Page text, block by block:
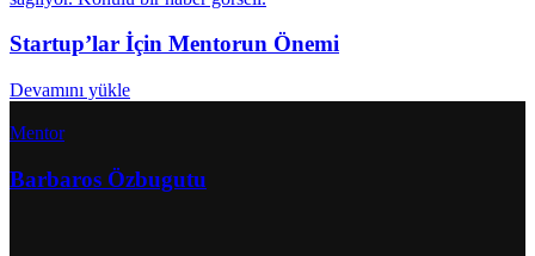
Startup’lar İçin Mentorun Önemi
Devamını yükle
Mentor
Barbaros Özbugutu